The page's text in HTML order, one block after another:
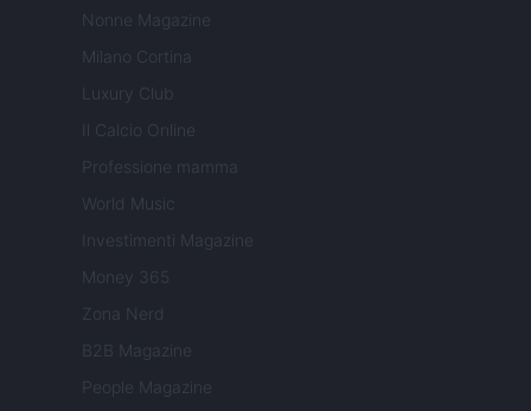
Nonne Magazine
Milano Cortina
Luxury Club
Il Calcio Online
Professione mamma
World Music
Investimenti Magazine
Money 365
Zona Nerd
B2B Magazine
People Magazine